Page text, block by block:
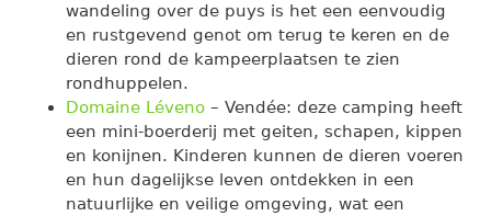
wandeling over de puys is het een eenvoudig
en rustgevend genot om terug te keren en de
dieren rond de kampeerplaatsen te zien
rondhuppelen.
Domaine Léveno – Vendée: deze camping heeft
een mini-boerderij met geiten, schapen, kippen
en konijnen. Kinderen kunnen de dieren voeren
en hun dagelijkse leven ontdekken in een
natuurlijke en veilige omgeving, wat een